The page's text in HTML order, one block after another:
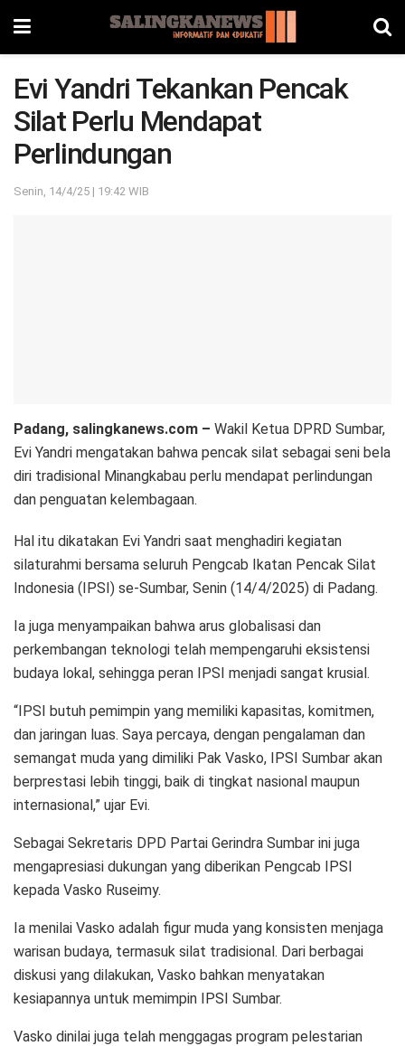
Evi Yandri Tekankan Pencak
Silat Perlu Mendapat
Perlindungan
Senin, 14/4/25 | 19:42 WIB
Padang, salingkanews.com – Wakil Ketua DPRD Sumbar,
Evi Yandri mengatakan bahwa pencak silat sebagai seni bela
diri tradisional Minangkabau perlu mendapat perlindungan
dan penguatan kelembagaan.
Hal itu dikatakan Evi Yandri saat menghadiri kegiatan
silaturahmi bersama seluruh Pengcab Ikatan Pencak Silat
Indonesia (IPSI) se-Sumbar, Senin (14/4/2025) di Padang.
Ia juga menyampaikan bahwa arus globalisasi dan
perkembangan teknologi telah mempengaruhi eksistensi
budaya lokal, sehingga peran IPSI menjadi sangat krusial.
“IPSI butuh pemimpin yang memiliki kapasitas, komitmen,
dan jaringan luas. Saya percaya, dengan pengalaman dan
semangat muda yang dimiliki Pak Vasko, IPSI Sumbar akan
berprestasi lebih tinggi, baik di tingkat nasional maupun
internasional,” ujar Evi.
Sebagai Sekretaris DPD Partai Gerindra Sumbar ini juga
mengapresiasi dukungan yang diberikan Pengcab IPSI
kepada Vasko Ruseimy.
Ia menilai Vasko adalah figur muda yang konsisten menjaga
warisan budaya, termasuk silat tradisional. Dari berbagai
diskusi yang dilakukan, Vasko bahkan menyatakan
kesiapannya untuk memimpin IPSI Sumbar.
Vasko dinilai juga telah menggagas program pelestarian